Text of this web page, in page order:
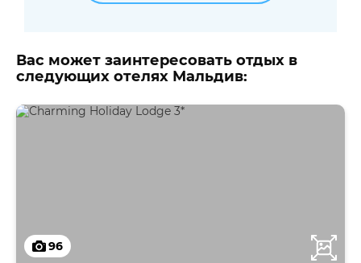
Вас может заинтересовать отдых в
следующих отелях Мальдив:
96